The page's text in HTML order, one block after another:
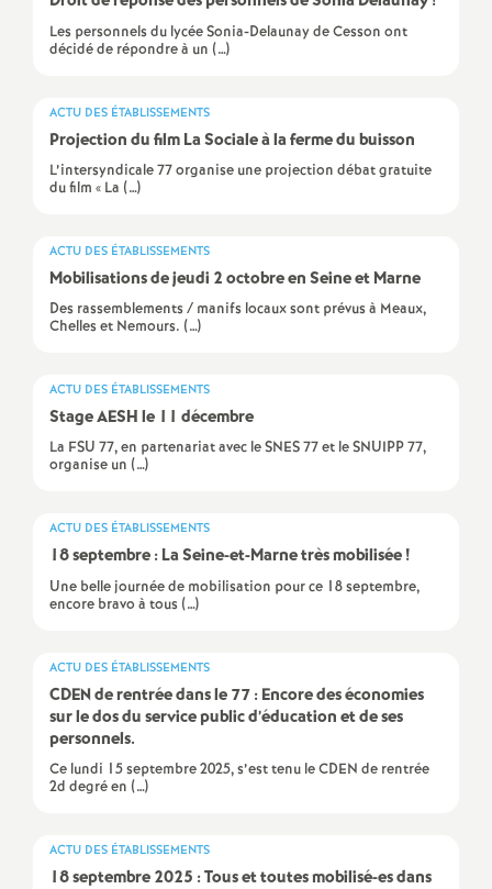
i
g
e
n
s
e
S
e
Les personnels du lycée Sonia-Delaunay de Cesson ont
décidé de répondre à un (…)
ACTU DES ÉTABLISSEMENTS
Projection du film La Sociale à la ferme du buisson
L’intersyndicale 77 organise une projection débat gratuite
du film « La (…)
ACTU DES ÉTABLISSEMENTS
Mobilisations de jeudi 2 octobre en Seine et Marne
Des rassemblements / manifs locaux sont prévus à Meaux,
Chelles et Nemours. (…)
ACTU DES ÉTABLISSEMENTS
StageAESHle 11 décembre
La FSU 77, en partenariat avec le SNES 77 et le SNUIPP 77,
organise un (…)
ACTU DES ÉTABLISSEMENTS
18 septembre : La Seine-et-Marne très mobilisée!
Une belle journée de mobilisation pour ce 18 septembre,
encore bravo à tous (…)
ACTU DES ÉTABLISSEMENTS
CDENde rentrée dans le 77 : Encore des économies
sur le dos du service public d’éducation et de ses
personnels.
Ce lundi 15 septembre 2025, s’est tenu le CDEN de rentrée
2d degré en (…)
ACTU DES ÉTABLISSEMENTS
18 septembre 2025 : Tous et toutes mobilisé-es dans